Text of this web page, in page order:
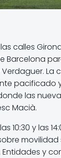
calles
pacificado
las
Macià.
10:30 y las
y